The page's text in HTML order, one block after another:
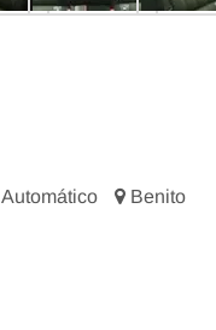
Automático
Benito